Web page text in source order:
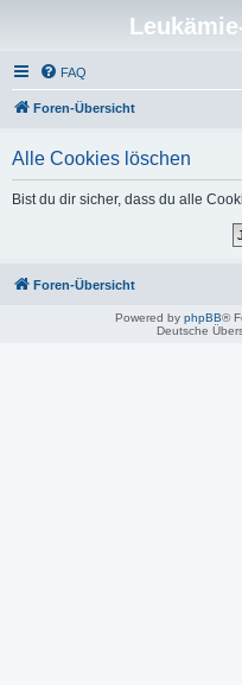
FAQ
Foren-Übersicht
Alle Cookies löschen
Bist du dir sicher, dass du alle
Foren-Übersicht
Powered by phpBB®
Deutsche